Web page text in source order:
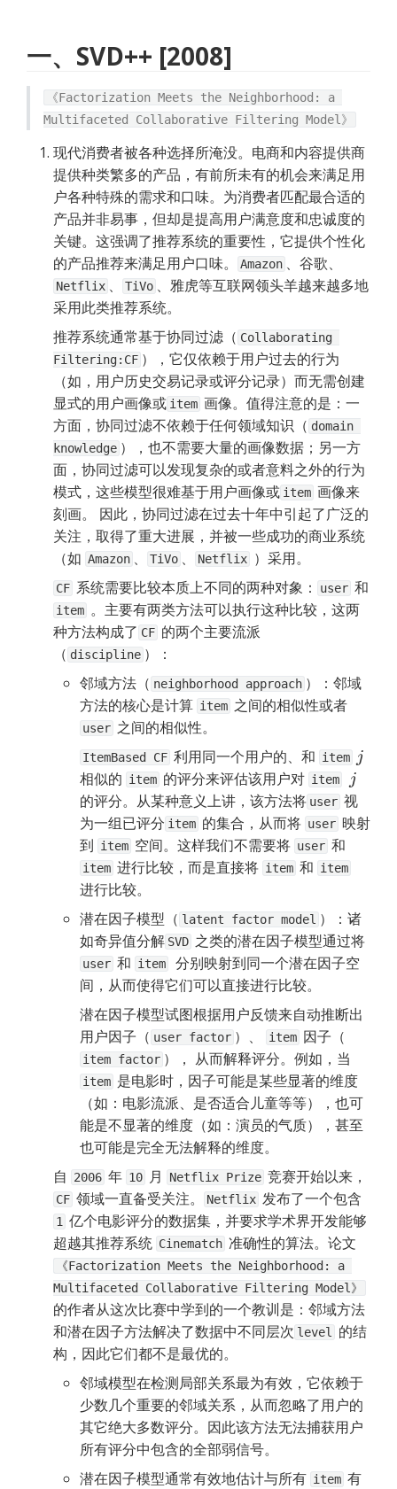
一、SVD++ [2008]
《Factorization Meets the Neighborhood: a
Multifaceted Collaborative Filtering Model》
现代消费者被各种选择所淹没。电商和内容提供商
提供种类繁多的产品，有前所未有的机会来满足用
户各种特殊的需求和口味。为消费者匹配最合适的
产品并非易事，但却是提高用户满意度和忠诚度的
关键。这强调了推荐系统的重要性，它提供个性化
的产品推荐来满足用户口味。
Amazon 、谷歌、
Netflix 、 TiVo 、雅虎等互联网领头羊越来越多地
采用此类推荐系统。
推荐系统通常基于协同过滤（ Collaborating
Filtering:CF ），它仅依赖于用户过去的行为
（如，用户历史交易记录或评分记录）而无需创建
显式的用户画像或 item 画像。值得注意的是：一
方面，协同过滤不依赖于任何领域知识（ domain
knowledge ），也不需要大量的画像数据；另一方
面，协同过滤可以发现复杂的或者意料之外的行为
模式，这些模型很难基于用户画像或 item 画像来
刻画。 因此，协同过滤在过去十年中引起了广泛的
关注，取得了重大进展，并被一些成功的商业系统
（如 Amazon 、 TiVo 、 Netflix ）采用。
CF 系统需要比较本质上不同的两种对象： user
item 。主要有两类方法可以执行这种比较，这两
种方法构成了 CF 的两个主要流派
（ discipline ）：
邻域方法（ neighborhood approach ）：邻域
方法的核心是计算 item
user 之间的相似性。
ItemBased CF 利用同一个用户的、和 item j
相似的 item 的评分来评估该用户对 item
j
的评分。从某种意义上讲，该方法将 user 视
为一组已评分 item 的集合，从而将 user 映射
到 item 空间。这样我们不需要将 user
item 进行比较，而是直接将 item 和 item
进行比较。
潜在因子模型（ latent factor model ）：诸
如奇异值分解 SVD
user 和 item
  分别映射到同一个潜在因子空
间，从而使得它们可以直接进行比较。
潜在因子模型试图根据用户反馈来自动推断出
用户因子（ user factor ）、 item
item factor
item 是电影时，因子可能是某些显著的维度
（如：电影流派、是否适合儿童等等），也可
能是不显著的维度（如：演员的气质），甚至
也可能是完全无法解释的维度。
自
2006 年 10 月 Netflix Prize 竞赛开始以来，
CF 领域一直备受关注。 Netflix
1 亿个电影评分的数据集，并要求学术界开发能够
超越其推荐系统 Cinematch
《Factorization Meets the Neighborhood: a
Multifaceted Collaborative Filtering Model》
的作者从这次比赛中学到的一个教训是：邻域方法
和潜在因子方法解决了数据中不同层次 level
的结
构，因此它们都不是最优的。
邻域模型在检测局部关系最为有效，它依赖于
少数几个重要的邻域关系，从而忽略了用户的
其它绝大多数评分。因此该方法无法捕获用户
所有评分中包含的全部弱信号。
潜在因子模型通常有效地估计与所有 item 有